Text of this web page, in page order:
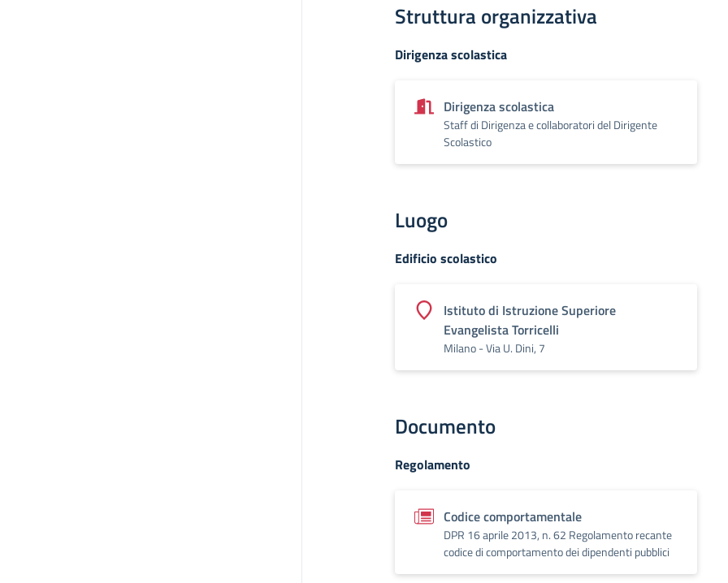
Struttura organizzativa
Dirigenza scolastica
Dirigenza scolastica
Staff di Dirigenza e collaboratori del Dirigente
Scolastico
Luogo
Edificio scolastico
Istituto di Istruzione Superiore
Evangelista Torricelli
Milano - Via U. Dini, 7
Documento
Regolamento
Codice comportamentale
DPR 16 aprile 2013, n. 62 Regolamento recante
codice di comportamento dei dipendenti pubblici